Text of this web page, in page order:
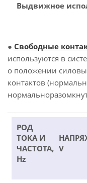
Выдвижное
● Свободные
используются в
о положении
контактов
РОД
ТОКА И
ЧАСТОТА,
Hz
V